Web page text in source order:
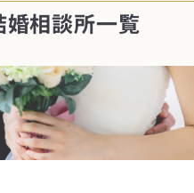
婚相談所一覧